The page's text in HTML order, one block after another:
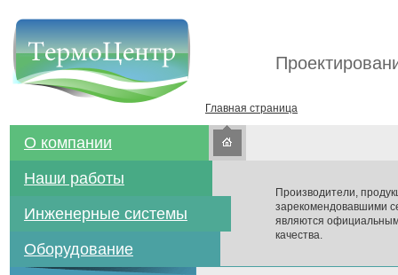
Главная страница
О компании
Наши работы
Инженерные системы
Оборудование
Производители,
зарекомендовавшими
являются
качества.